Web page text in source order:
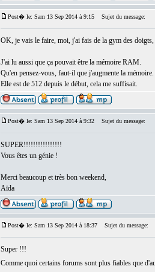
Post� le: Sam 13 Sep 2014 à 9:15 Sujet du message:
OK, je vais le faire, moi, j'ai fais de la gym des
J'ai lu aussi que ça pouvait être la mémoire RAM.
Qu'en pensez-vous, faut-il que j'augmente la mémoire.
Elle est de 512 depuis le début, cela me suffisait.
Post� le: Sam 13 Sep 2014 à 9:32 Sujet du message:
SUPER!!!!!!!!!!!!!!!!
Vous êtes un génie !
Merci beaucoup et très bon weekend,
Aïda
Post� le: Sam 13 Sep 2014 à 18:37 Sujet du message:
Super !!!
Comme quoi certains forums sont plus fiables que